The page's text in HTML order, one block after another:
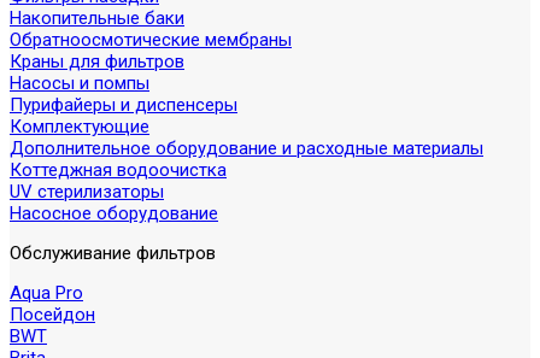
Накопительные баки
Обратноосмотические мембраны
Краны для фильтров
Насосы и помпы
Пурифайеры и диспенсеры
Комплектующие
Дополнительное оборудование и расходные материалы
Коттеджная водоочистка
UV стерилизаторы
Насосное оборудование
Обслуживание фильтров
Aqua Pro
Посейдон
BWT